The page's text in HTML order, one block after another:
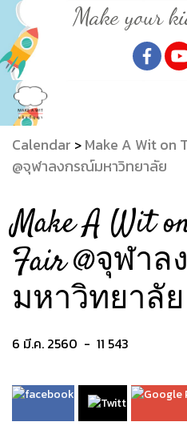
Make your
Calendar > Make A Wit on
@จุฬาลงกรณ์มหาวิทยาลัย
Make A Wit
Fair @จุฬา
มหาวิทยาลัย
6 มี.ค. 2560 - 11 543